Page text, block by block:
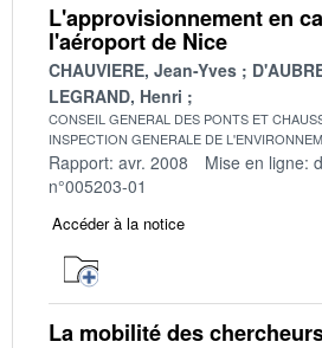
L'approvisionnement en
l'aéroport de Nice
CHAUVIERE, Jean-Yves
LEGRAND, Henri
CONSEIL GENERAL DES PONTS ET
INSPECTION GENERALE DE
Rapport: avr. 2008 Mise en ligne:
n°005203-01
Accéder à la notice
La mobilité des